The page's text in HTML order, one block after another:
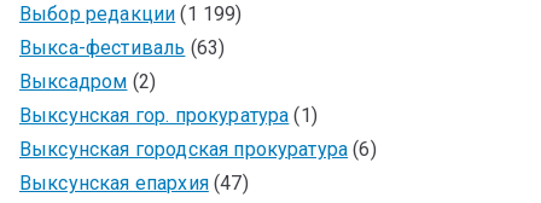
Выбор редакции (1 199)
Выкса-фестиваль (63)
Выксадром (2)
Выксунская гор. прокуратура (1)
Выксунская городская прокуратура (6)
Выксунская епархия(47)